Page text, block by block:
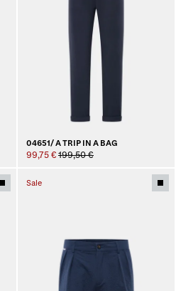
04651/ A TRIP IN A BAG
99,75 € 199,50 €
Sale